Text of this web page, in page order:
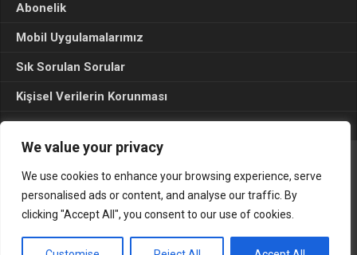
We value your privacy
We use cookies to enhance your browsing experience, serve
personalised ads or content, and analyse our traffic. By
clicking "Accept All", you consent to our use of cookies.
Abonelik
Mobil Uygulamalarımız
Sık Sorulan Sorular
Kişisel Verilerin Korunması
Seçim Sonuçları 2024
Gerçek Hayat © 2015. Her hakkı sakldır.